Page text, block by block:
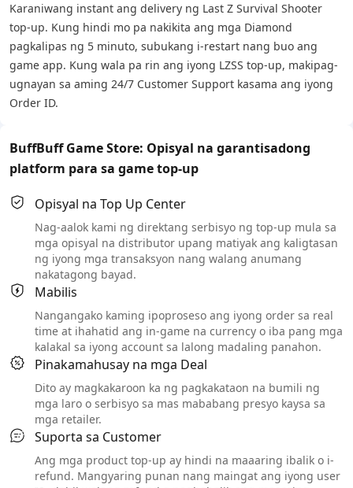
Karaniwang instant ang delivery ng Last Z Survival Shooter
top-up. Kung hindi mo pa nakikita ang mga Diamond
pagkalipas ng 5 minuto, subukang i-restart nang buo ang
game app. Kung wala pa rin ang iyong LZSS top-up, makipag-
ugnayan sa aming 24/7 Customer Support kasama ang iyong
Order ID.
BuffBuff Game Store: Opisyal na garantisadong
platform para sa game top-up
Opisyal na Top Up Center
Nag-aalok kami ng direktang serbisyo ng top-up mula sa
mga opisyal na distributor upang matiyak ang kaligtasan
ng iyong mga transaksyon nang walang anumang
nakatagong bayad.
Mabilis
Nangangako kaming ipoproseso ang iyong order sa real
time at ihahatid ang in-game na currency o iba pang mga
kalakal sa iyong account sa lalong madaling panahon.
Pinakamahusay na mga Deal
Dito ay magkakaroon ka ng pagkakataon na bumili ng
mga laro o serbisyo sa mas mababang presyo kaysa sa
mga retailer.
Suporta sa Customer
Ang mga product top-up ay hindi na maaaring ibalik o i-
refund. Mangyaring punan nang maingat ang iyong user